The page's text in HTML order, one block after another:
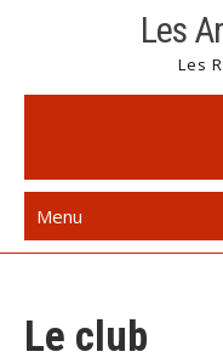
Les
Les
Menu
Le club